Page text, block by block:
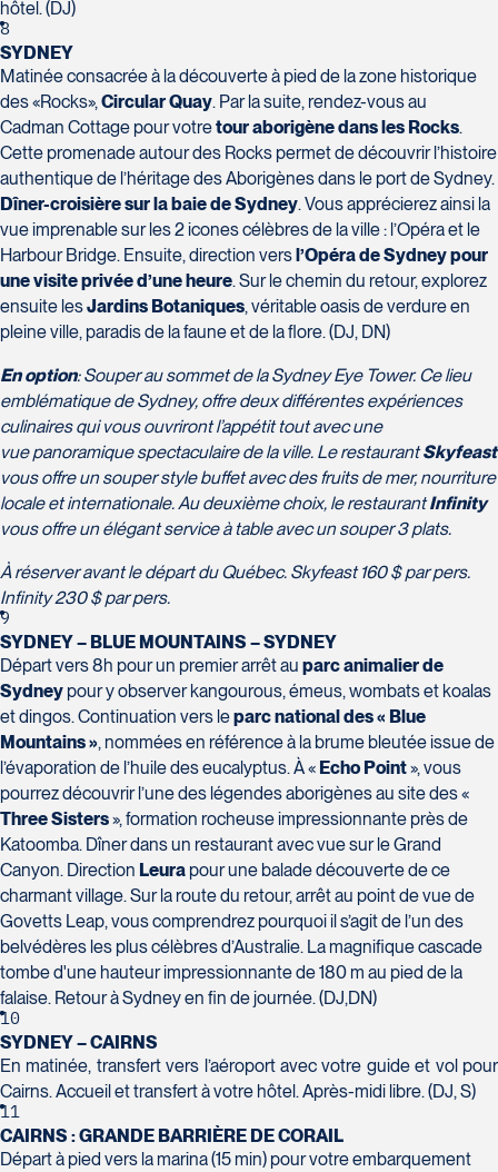
hôtel. (DJ)
8
SYDNEY
Matinée consacrée à la découverte à pied de la zone historique
des «Rocks»,Circular Quay. Par la suite, rendez-vous au
Cadman Cottage pour votretour aborigène dans les Rocks.
Cette promenade autour des Rocks permet de découvrir l’histoire
authentique de l’héritage des Aborigènes dans le port de Sydney.
Dîner-croisière sur la baie de Sydney. Vous apprécierez ainsi la
vue imprenable sur les 2 icones célèbres de la ville : l’Opéra et le
Harbour Bridge. Ensuite, direction versl’Opéra de Sydney pour
une visite privée d’une heure. Sur le chemin du retour, explorez
ensuite lesJardins Botaniques, véritable oasis de verdure en
pleine ville, paradis de la faune et de la flore. (DJ, DN)
En option: Souper au sommet de la Sydney Eye Tower. Ce lieu
emblématique de Sydney, offre deux différentes expériences
culinaires qui vous ouvriront l’appétit tout avec une
vue panoramique spectaculaire de la ville. Le restaurantSkyfeast
vous offre un souper style buffet avec des fruits de mer, nourriture
locale et internationale. Au deuxième choix, le restaurantInfinity
vous offre un élégant service à table avec un souper 3 plats.
À réserver avant le départ du Québec. Skyfeast 160 $ par pers.
Infinity 230 $ par pers.
9
SYDNEY – BLUE MOUNTAINS – SYDNEY
Départ vers 8h pour un premier arrêt au parc animalier de
Sydney pour y observer kangourous, émeus, wombats et koalas
et dingos. Continuation vers leparc national des « Blue
Mountains », nommées en référence à la brume bleutée issue de
l’évaporation de l’huile des eucalyptus. À « Echo Point», vous
pourrez découvrir l’une des légendes aborigènes au site des «
Three Sisters», formation rocheuse impressionnante près de
Katoomba. Dîner dans un restaurant avec vue sur le Grand
Canyon. Direction Leura pour une balade découverte de ce
charmant village. Sur la route du retour, arrêt au point de vue de
Govetts Leap, vous comprendrez pourquoi il s’agit de l’un des
belvédères les plus célèbres d’Australie. La magnifique cascade
tombe d'une hauteur impressionnante de 180 m au pied de la
falaise. Retour à Sydney en fin de journée. (DJ,DN)
10
SYDNEY – CAIRNS
En matinée, transfert vers l’aéroport avec votre guide et vol pour
Cairns. Accueil et transfert à votre hôtel. Après-midi libre. (DJ, S)
11
CAIRNS : GRANDE BARRIÈRE DE CORAIL
Départ à pied vers la marina (15 min) pour votre embarquement
Voyages Transat St-Bruno
117 Boulevard Les Promenades -
Promenades St-Bruno
Saint-Bruno-de-Montarville
J3V 5K2
Tél :450-441-1220 / 1-833-487-9323
Voyages Plein Soleil
Québec
G2C 1T8
Tél : 418-847-1023 / 1-888-686-0049
Voyages Thomassin St-Hilaire
1100 Boulevard de La Chaudière #129
Québec
Tél :418-948-8488